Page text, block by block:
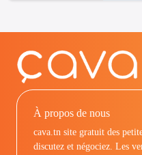
À propos de nous
cava.tn site gratuit des
discutez et négociez. Les